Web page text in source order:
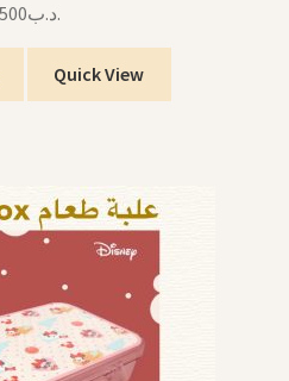
.د.ب
Quick View